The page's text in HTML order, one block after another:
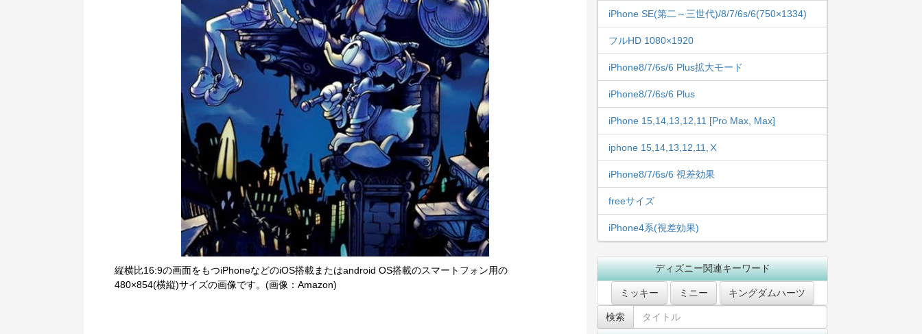
縦横比16:9の画面をもつiPhoneなどのiOS搭載またはandroid OS搭載のスマートフォン用の
480×854(横縦)サイズの画像です。(画像：Amazon)
iPhone SE(第二～三世代)/8/7/6s/6(750×1334)
フルHD 1080×1920
iPhone8/7/6s/6 Plus拡大モード
iPhone8/7/6s/6 Plus
iPhone 15,14,13,12,11 [Pro Max, Max]
iphone 15,14,13,12,11,Ⅹ
iPhone8/7/6s/6 視差効果
freeサイズ
iPhone4系(視差効果)
ディズニー関連キーワード
ミッキー ミニー キングダムハーツ